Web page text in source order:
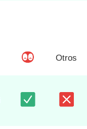
Otros